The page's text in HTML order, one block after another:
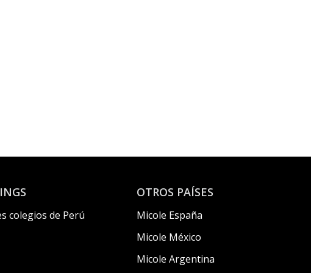
colegios de Perú
OTROS PAÍSES
Micole España
Micole México
Micole Argentina